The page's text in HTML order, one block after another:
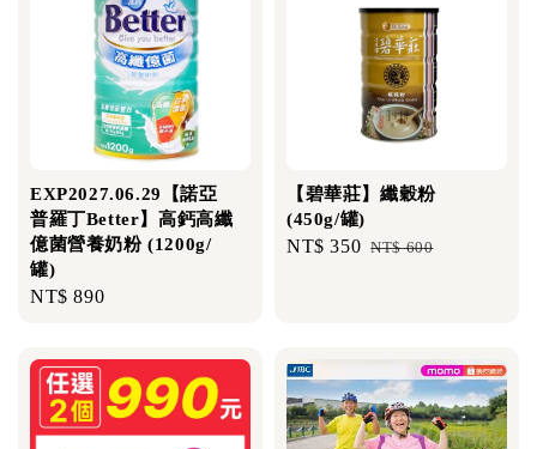
EXP2027.06.29【諾亞
普羅丁Better】高鈣高纖
億菌營養奶粉 (1200g/
罐)
Regular
NT$ 890
【碧華莊】纖穀粉
(450g/罐)
Sale
NT$ 350 Regular
NT$ 600